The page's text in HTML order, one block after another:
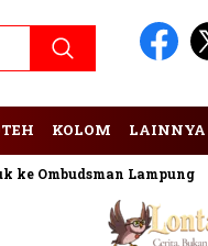
KOLOM LAINNYA
Lampung